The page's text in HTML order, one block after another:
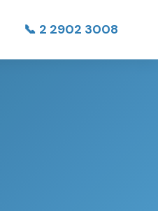
📞 2 2902 3008